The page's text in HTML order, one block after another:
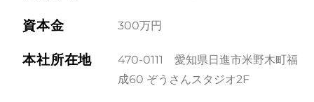
資本金 300万円
本社所在地
470-0111 愛知県日進市米野木町福
成60 ぞうさんスタジオ2F